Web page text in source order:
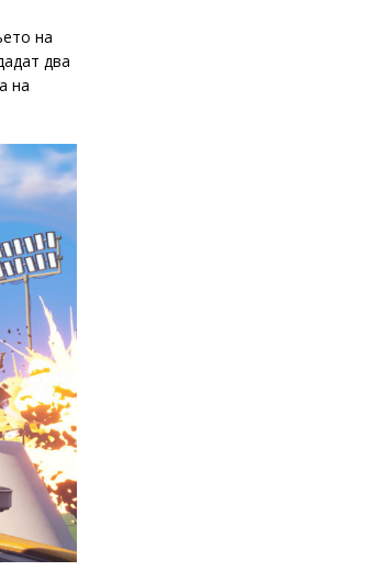
на
два
на